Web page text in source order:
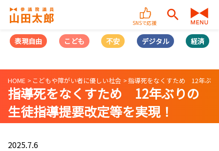
SNSで応援
表現自由 こども 不安 デジタル 経済
HOME こどもや障がい者に優しい社会 指導死をなくすため 12年ぶ
指導死をなくすため 12年ぶりの
生徒指導提要改定等を実現！
2025.7.6